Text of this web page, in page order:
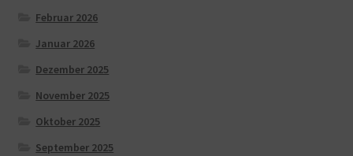
Februar 2026
Januar 2026
Dezember 2025
November 2025
Oktober 2025
September 2025